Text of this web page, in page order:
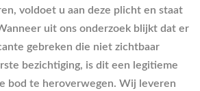
voldoet u aan deze plicht en staat
uit ons onderzoek blijkt dat er
gebreken die niet zichtbaar
bezichtiging, is dit een legitieme
bod te heroverwegen. Wij leveren